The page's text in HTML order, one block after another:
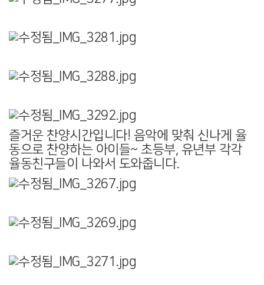
즐거운 찬양시간입니다! 음악에 맞춰 신나게 율
동으로 찬양하는 아이들~ 초등부, 유년부 각각
율동친구들이 나와서 도와줍니다.